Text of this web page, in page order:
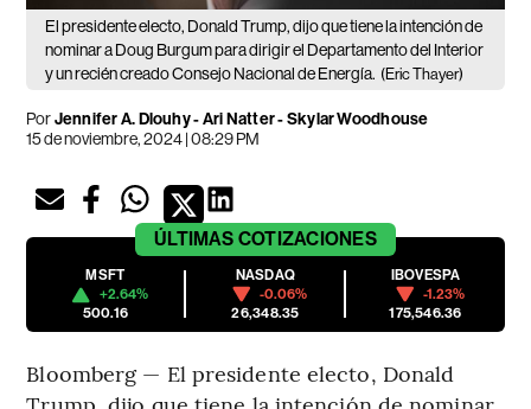
El presidente electo, Donald Trump, dijo que tiene la intención de
nominar a Doug Burgum para dirigir el Departamento del Interior
y un recién creado Consejo Nacional de Energía. (Eric Thayer)
PorJennifer A. Dlouhy - Ari Natter - Skylar Woodhouse
15 de noviembre, 2024 | 08:29 PM
ÚLTIMAS COTIZACIONES
MSFT
+2.64%
500.16
NASDAQ
-0.06%
26,348.35
IBOVESPA
-1.23%
175,546.36
Bloomberg — El presidente electo, Donald